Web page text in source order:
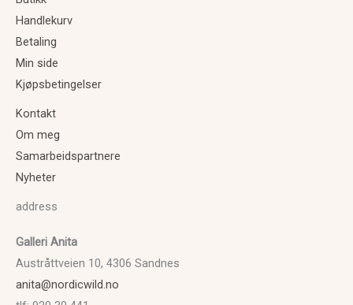
Handlekurv
Betaling
Min side
Kjøpsbetingelser
Kontakt
Om meg
Samarbeidspartnere
Nyheter
address
Galleri Anita
Austråttveien 10, 4306 Sandnes
anita@nordicwild.no